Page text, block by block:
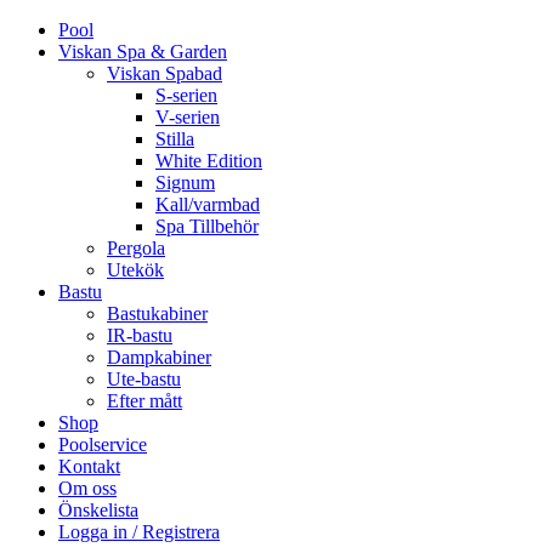
Pool
Viskan Spa & Garden
Viskan Spabad
S-serien
V-serien
Stilla
White Edition
Signum
Kall/varmbad
Spa Tillbehör
Pergola
Utekök
Bastu
Bastukabiner
IR-bastu
Dampkabiner
Ute-bastu
Efter mått
Shop
Poolservice
Kontakt
Om oss
Önskelista
Logga in / Registrera